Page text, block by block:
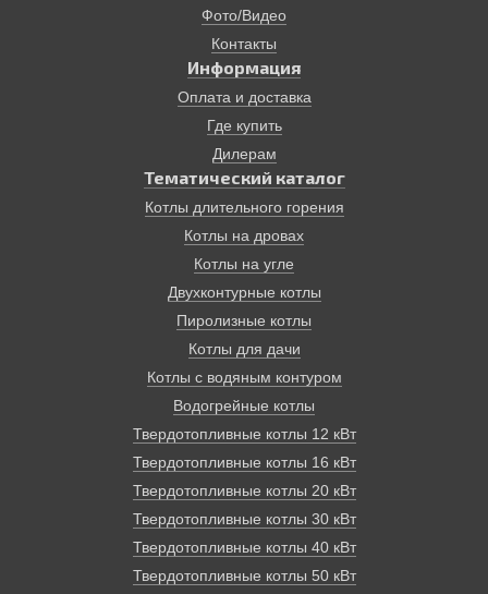
Наконец, котлы твердотопливные. Котлы на твердом
топливе также не предназначены для установки в
квартирах. Тем не менее подобный котел может стать
решением множества проблем. Так, он работает без
подключения электроэнергии!, на самом доступном
виде топлива в нашей стране – дровах. КПД
современных твердотопливных пиролизных котлов
достигает 85%. Эти котлы имеют терморегуляторы и
надежные системы безопасности. Время от закладки
до другой может занимать до 12 часов.
Отопление дома, основанное на твердотопливном
котле, экологически безопасно, просто и надежно.
Фото/Видео
Контакты
Информация
Оплата и доставка
Где купить
Дилерам
Тематический каталог
Котлы длительного горения
Котлы на дровах
Котлы на угле
Двухконтурные котлы
Пиролизные котлы
Котлы для дачи
Котлы с водяным контуром
Водогрейные котлы
Твердотопливные котлы 12 кВт
Твердотопливные котлы 16 кВт
Твердотопливные котлы 20 кВт
Твердотопливные котлы 30 кВт
Твердотопливные котлы 40 кВт
Твердотопливные котлы 50 кВт